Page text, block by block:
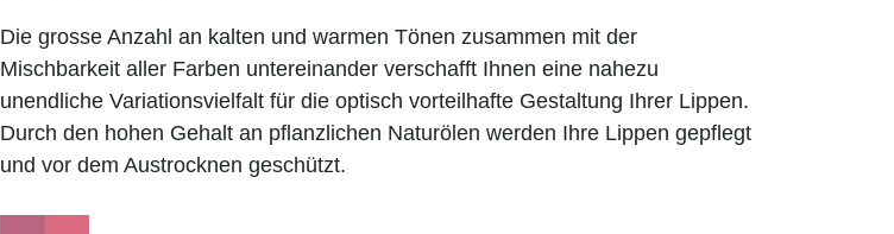
Die grosse Anzahl an kalten und warmen Tönen zusammen mit der
Mischbarkeit aller Farben untereinander verschafft Ihnen eine nahezu
unendliche Variationsvielfalt für die optisch vorteilhafte Gestaltung Ihrer Lippen.
Durch den hohen Gehalt an pflanzlichen Naturölen werden Ihre Lippen gepflegt
und vor dem Austrocknen geschützt.